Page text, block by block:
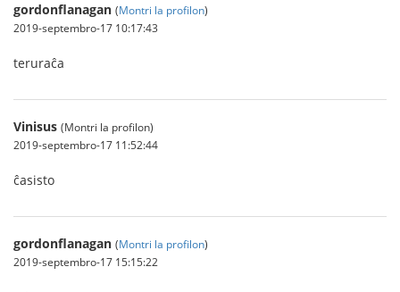
gordonflanagan (Montri la profilon)
2019-septembro-17 10:17:43
teruraĉa
Vinisus (Montri la profilon)
2019-septembro-17 11:52:44
ĉasisto
gordonflanagan (Montri la profilon)
2019-septembro-17 15:15:22